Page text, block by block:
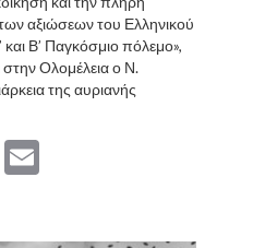
αξιώσεων του Ελληνικού
Β’ Παγκόσμιο πόλεμο»,
στην Ολομέλεια ο Ν.
της αυριανής
LinkedIn